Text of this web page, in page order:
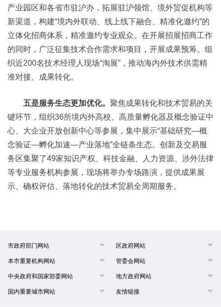
产业园区和各省市驻沪办，拓展驻沪领馆、境外贸促机构等
新渠道，构建“境内外联动、线上线下融合、精准化邀约”的
立体化招商体系，精准邀约专业观众。在开展招展招商工作
的同时，广泛征集技术合作需求和项目，开展成果预筹。组
织近200名技术经理人现场“淘展”，推动海内外技术供需精
准对接、成果转化。
五是服务生态更加优化。 聚焦成果转化和技术贸易的关
键环节，组织36所境内外高校、高质量孵化器及概念验证中
心、大企业开放创新中心等参展，集中展示“基础研究—概
念验证—孵化加速—产业落地”全链条生态。创新及交易服
务区集聚了49家知识产权、科技金融、人力资源、涉外法律
等专业服务机构参展，现场将举办专场路演，提供成果展
示、确权评估、落地转化的技术贸易全周期服务。
市政府部门网站 区政府网站
本市重要机构网站 管委会网站
中央政府和国家部委网站 地方政府网站
国内重要城市网站 友情链接